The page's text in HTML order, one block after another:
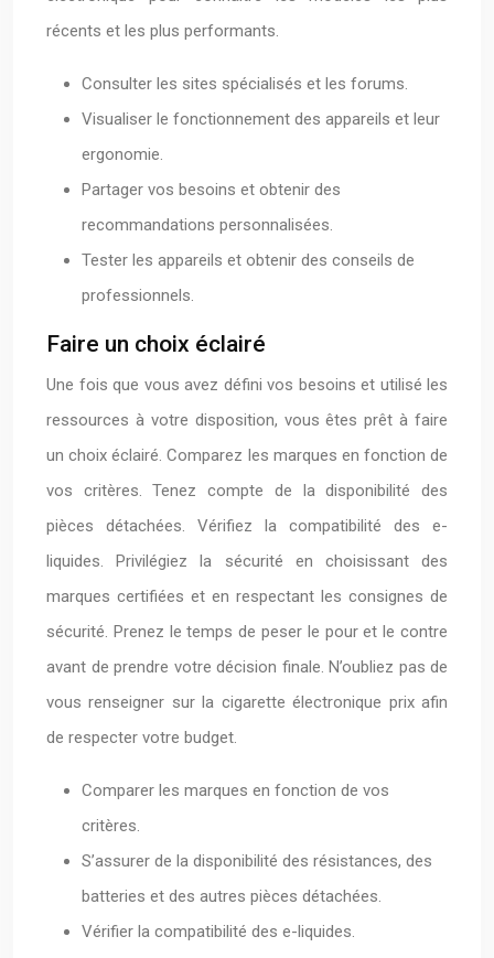
récents et les plus performants.
Consulter les sites spécialisés et les forums.
Visualiser le fonctionnement des appareils et leur
ergonomie.
Partager vos besoins et obtenir des
recommandations personnalisées.
Tester les appareils et obtenir des conseils de
professionnels.
Faire un choix éclairé
Une fois que vous avez défini vos besoins et utilisé les
ressources à votre disposition, vous êtes prêt à faire
un choix éclairé. Comparez les marques en fonction de
vos critères. Tenez compte de la disponibilité des
pièces détachées. Vérifiez la compatibilité des e-
liquides. Privilégiez la sécurité en choisissant des
marques certifiées et en respectant les consignes de
sécurité. Prenez le temps de peser le pour et le contre
avant de prendre votre décision finale. N’oubliez pas de
vous renseigner sur la cigarette électronique prix afin
de respecter votre budget.
Comparer les marques en fonction de vos
critères.
S’assurer de la disponibilité des résistances, des
batteries et des autres pièces détachées.
Vérifier la compatibilité des e-liquides.